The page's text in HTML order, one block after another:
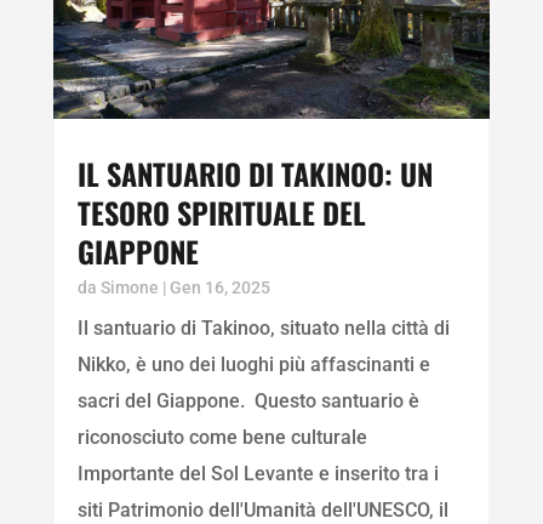
IL SANTUARIO DI TAKINOO: UN
TESORO SPIRITUALE DEL
GIAPPONE
da Simone | Gen 16, 2025
Il santuario di Takinoo, situato nella città di
Nikko, è uno dei luoghi più affascinanti e
sacri del Giappone. Questo santuario è
riconosciuto come bene culturale
Importante del Sol Levante e inserito tra i
siti Patrimonio dell'Umanità dell'UNESCO, il